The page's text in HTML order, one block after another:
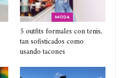
MODA
5 outfits formales con tenis,
tan sofisticados como
usando tacones